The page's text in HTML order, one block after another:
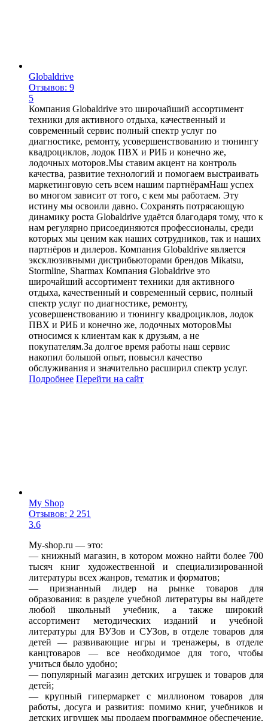
Globaldrive
Отзывов: 9
5
Компания Globaldrive это широчайший ассортимент
техники для активного отдыха, качественный и
современный сервис полный спектр услуг по
диагностике, ремонту, усовершенствованию и тюнингу
квадроциклов, лодок ПВХ и РИБ и конечно же,
лодочных моторов.Мы ставим акцент на контроль
качества, развитие технологий и помогаем выстраивать
маркетинговую сеть всем нашим партнёрамНаш успех
во многом зависит от того, с кем мы работаем. Эту
истину мы освоили давно. Сохранять потрясающую
динамику роста Globaldrive удаётся благодаря тому, что к
нам регулярно присоединяются профессионалы, среди
которых мы ценим как наших сотрудников, так и наших
партнёров и дилеров. Компания Globaldrive является
эксклюзивными дистрибьюторами брендов Mikatsu,
Stormline, Sharmax Компания Globaldrive это
широчайший ассортимент техники для активного
отдыха, качественный и современный сервис, полный
спектр услуг по диагностике, ремонту,
усовершенствованию и тюнингу квадроциклов, лодок
ПВХ и РИБ и конечно же, лодочных моторовМы
относимся к клиентам как к друзьям, а не
покупателям.За долгое время работы наш сервис
накопил большой опыт, повысил качество
обслуживания и значительно расширил спектр услуг.
Подробнее Перейти на сайт
My Shop
Отзывов: 2 251
3.6
My-shop.ru — это:
— книжный магазин, в котором можно найти более 700
тысяч книг художественной и специализированной
литературы всех жанров, тематик и форматов;
— признанный лидер на рынке товаров для
образования: в разделе учебной литературы вы найдете
любой школьный учебник, а также широкий
ассортимент методических изданий и учебной
литературы для ВУЗов и СУЗов, в отделе товаров для
детей — развивающие игры и тренажеры, в отделе
канцтоваров — все необходимое для того, чтобы
учиться было удобно;
— популярный магазин детских игрушек и товаров для
детей;
— крупный гипермаркет с миллионом товаров для
работы, досуга и развития: помимо книг, учебников и
детских игрушек мы продаем программное обеспечение,